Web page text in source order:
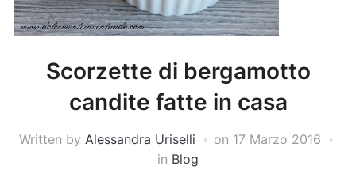
Scorzette di bergamotto
candite fatte in casa
Written by Alessandra Uriselli on 17 Marzo 2016
in Blog